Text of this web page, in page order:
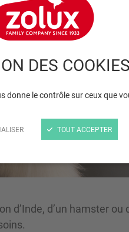
DES COOKIES
donne le contrôle sur ceux que
TOUT ACCEPTER
choisir le
pour
?
d’Inde, d’un hamster ou